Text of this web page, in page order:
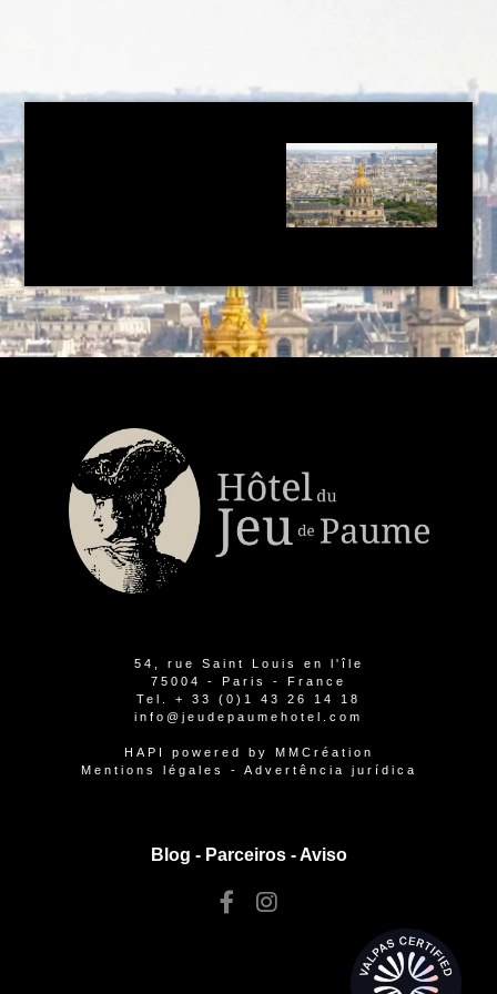
54, rue Saint Louis en l'île
75004 - Paris - France
Tel. + 33 (0)1 43 26 14 18
info@jeudepaumehotel.com
HAPI powered by
MMCréation
Mentions légales
- Advertência jurídica
Blog - Parceiros-Aviso